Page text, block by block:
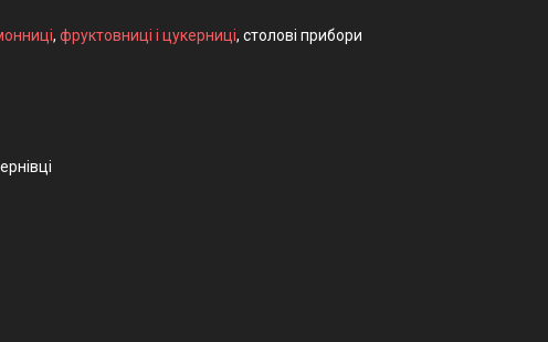
, фруктовниці і цукерниці, столові прибори